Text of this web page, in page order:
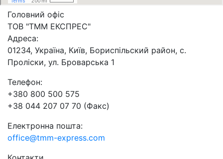
Головний офіс
ТОВ "ТММ ЕКСПРЕС"
Адреса:
01234, Україна, Київ, Бориспільский район, с.
Проліски, ул. Броварська 1
Телефон:
+380 800 500 575
+38 044 207 07 70 (Факс)
Електронна пошта:
office@tmm-express.com